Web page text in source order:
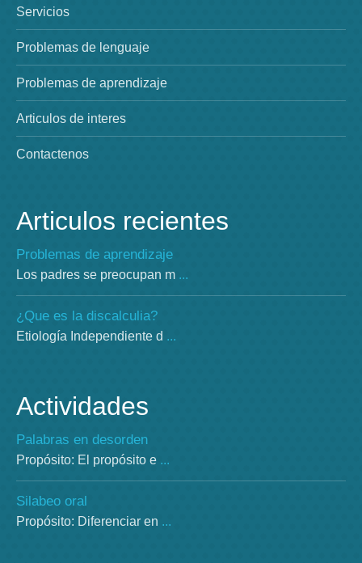
Servicios
Problemas de lenguaje
Problemas de aprendizaje
Articulos de interes
Contactenos
Articulos recientes
Problemas de aprendizaje
Los padres se preocupan m ...
¿Que es la discalculia?
Etiología Independiente d ...
Actividades
Palabras en desorden
Propósito: El propósito e ...
Silabeo oral
Propósito: Diferenciar en ...